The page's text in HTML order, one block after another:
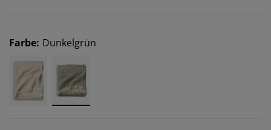
Farbe: Dunkelgrün